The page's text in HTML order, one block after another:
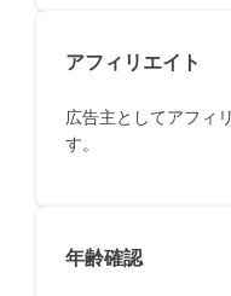
アフィリエイト
広告主としてアフィ
す。
年齢確認